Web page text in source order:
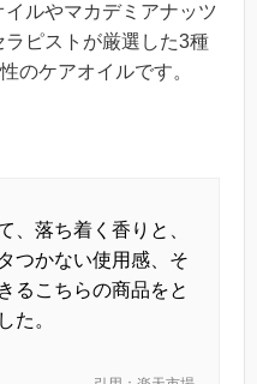
ルやマカデミアナッツ
ピストが厳選した3種
のケアオイルです。
、落ち着く香りと、
つかない使用感、そ
るこちらの商品をと
た。